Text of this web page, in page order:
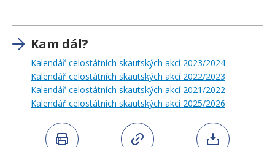
Kam dál?
Kalendář celostátních skautských akcí 2023/2024
Kalendář celostátních skautských akcí 2022/2023
Kalendář celostátních skautských akcí 2021/2022
Kalendář celostátních skautských akcí 2025/2026